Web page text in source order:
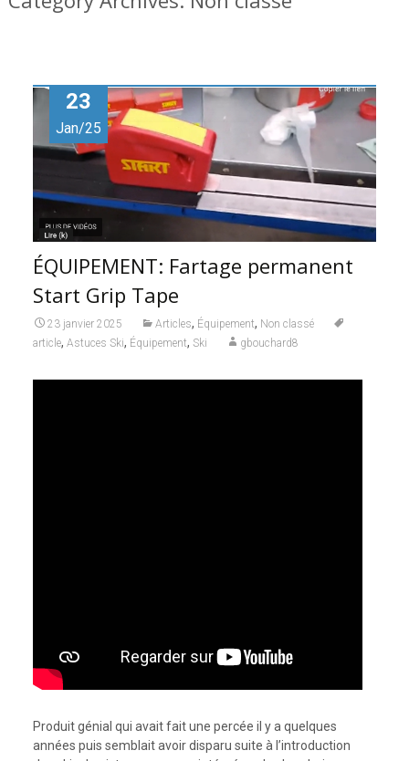
23
Jan/25
ÉQUIPEMENT: Fartage permanent
Start Grip Tape
23 janvier 2025 Articles, Équipement, Non classé
article, Astuces Ski, Équipement, Ski gbouchard8
Produit génial qui avait fait une percée il y a quelques
années puis semblait avoir disparu suite à l’introduction